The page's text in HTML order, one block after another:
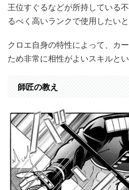
王位すぐるなどが所持している
るべく高いランクで使用したいと
クロエ自身の特性によって、カ
ため非常に相性がよいスキルとい
師匠の教え